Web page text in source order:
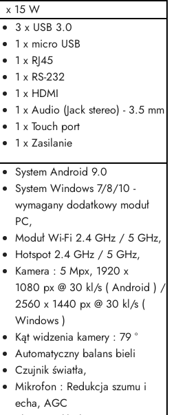
x 15 W
3 x USB 3.0
1 x micro USB
1 x RJ45
1 x RS-232
1 x HDMI
1 x Audio (Jack stereo) - 3.5 mm
1 x Touch port
1 x Zasilanie
System Android 9.0
System Windows 7/8/10 -
wymagany dodatkowy moduł
PC,
Moduł Wi-Fi 2.4 GHz / 5 GHz,
Hotspot 2.4 GHz / 5 GHz,
Kamera : 5 Mpx, 1920 x
1080 px @ 30 kl/s ( Android ) /
2560 x 1440 px @ 30 kl/s (
Windows )
Kąt widzenia kamery : 79 °
Automatyczny balans bieli
Czujnik światła,
Mikrofon : Redukcja szumu i
echa, AGC